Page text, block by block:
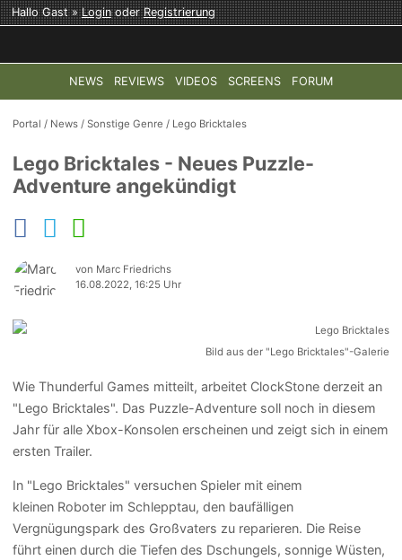
Hallo Gast »LoginoderRegistrierung
NEWS REVIEWS VIDEOS SCREENS FORUM
TOP-THEMEN: COD: MODERN WARFARE 4 HALO:
Portal / News /Sonstige Genre / Lego Bricktales
Lego Bricktales - Neues Puzzle-
Adventure angekündigt
von Marc Friedrichs
16.08.2022, 16:25 Uhr
Bild aus der "Lego Bricktales"-Galerie
Wie Thunderful Games mitteilt, arbeitet ClockStone derzeit an
"Lego Bricktales". Das Puzzle-Adventure soll noch in diesem
Jahr für alle Xbox-Konsolen erscheinen und zeigt sich in einem
ersten Trailer.
In "Lego Bricktales" versuchen Spieler mit einem
kleinen Roboter im Schlepptau, den baufälligen
Vergnügungspark des Großvaters zu reparieren. Die Reise
führt einen durch die Tiefen des Dschungels, sonnige Wüsten,